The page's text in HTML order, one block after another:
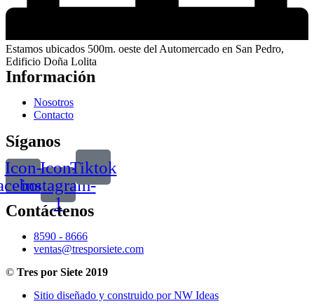
Estamos ubicados 500m. oeste del Automercado en San Pedro,
Edificio Doña Lolita
Información
Nosotros
Contacto
Síganos
Icon-Icon-
instagram-
1
Tiktok
Contáctenos
8590 - 8666
ventas@tresporsiete.com
© Tres por Siete 2019
Sitio diseñado y construido por NW Ideas